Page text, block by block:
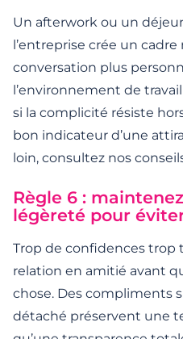
Un afterwork ou un
l’entreprise crée un
conversation plus
l’environnement de
si la complicité résiste
bon indicateur d’une
loin, consultez nos
Règle 6 :
légèreté pour
Trop de confidences
relation en amitié avant
chose. Des compliments
détaché préservent une